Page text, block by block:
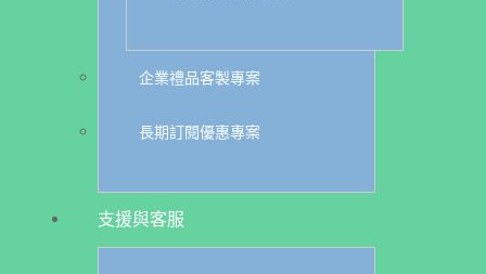
企業禮品客製專案
長期訂閱優惠專案
支援與客服